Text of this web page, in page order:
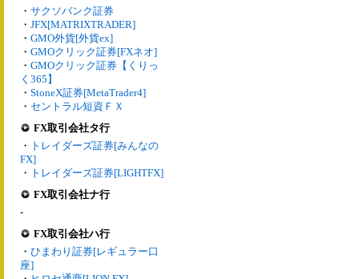
・ サクソバンク証券
・ JFX[MATRIXTRADER]
・ GMO外貨[外貨ex]
・ GMOクリック証券[FXネオ]
・ GMOクリック証券【くりっ
く365】
・ StoneX証券[MetaTrader4]
・ セントラル短資ＦＸ
FX取引会社タ行
・ トレイダーズ証券[みんなの
FX]
・ トレイダーズ証券[LIGHTFX]
FX取引会社ナ行
-
FX取引会社ハ行
・ ひまわり証券[レギュラー口
座]